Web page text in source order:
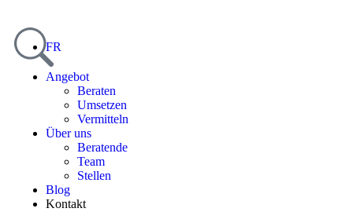
FR
Angebot
Beraten
Umsetzen
Vermitteln
Über uns
Beratende
Team
Stellen
Blog
Kontakt